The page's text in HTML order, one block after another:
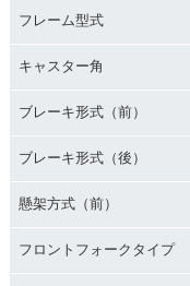
フレーム型式
キャスター角
ブレーキ形式（前）
ブレーキ形式（後）
懸架方式（前）
フロントフォークタイプ